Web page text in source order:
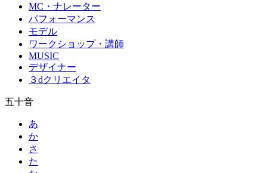
MC・ナレーター
パフォーマンス
モデル
ワークショップ・講師
MUSIC
デザイナー
３dクリエイタ
五十音
あ
か
さ
た